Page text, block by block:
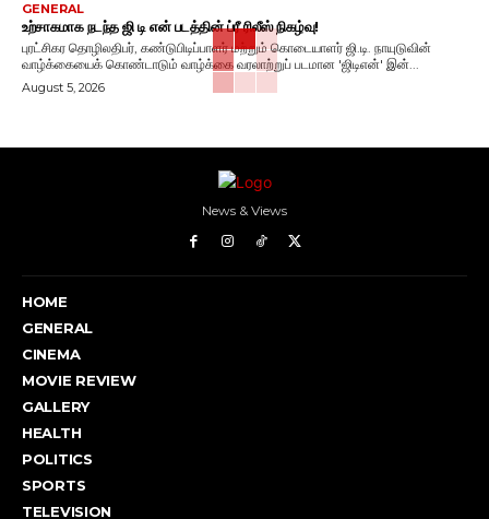
GENERAL
உற்சாகமாக நடந்த ஜி டி என் படத்தின் ப்ரீ ரிலீஸ் நிகழ்வு!
புரட்சிகர தொழிலதிபர், கண்டுபிடிப்பாளர் மற்றும் கொடையாளர் ஜி.டி. நாயுடுவின்
வாழ்க்கையைக் கொண்டாடும் வாழ்க்கை வரலாற்றுப் படமான 'ஜிடிஎன்' இன்...
August 5, 2026
News & Views
HOME
GENERAL
CINEMA
MOVIE REVIEW
GALLERY
HEALTH
POLITICS
SPORTS
TELEVISION